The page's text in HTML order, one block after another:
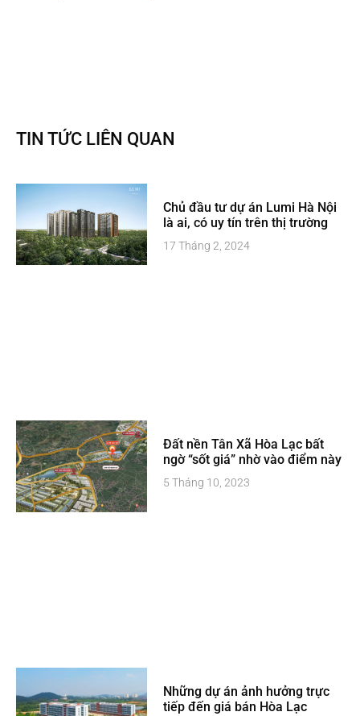
TIN TỨC LIÊN QUAN
Chủ đầu tư dự án Lumi Hà Nội
là ai, có uy tín trên thị trường
17 Tháng 2, 2024
Đất nền Tân Xã Hòa Lạc bất
ngờ “sốt giá” nhờ vào điểm này
5 Tháng 10, 2023
Những dự án ảnh hưởng trực
tiếp đến giá bán Hòa Lạc